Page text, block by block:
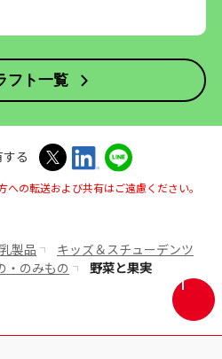
フト一覧
る
の転送および共有はご遠慮ください。
製品
キッズ＆スチューデンツ
・のみもの
野菜と果実
画
面